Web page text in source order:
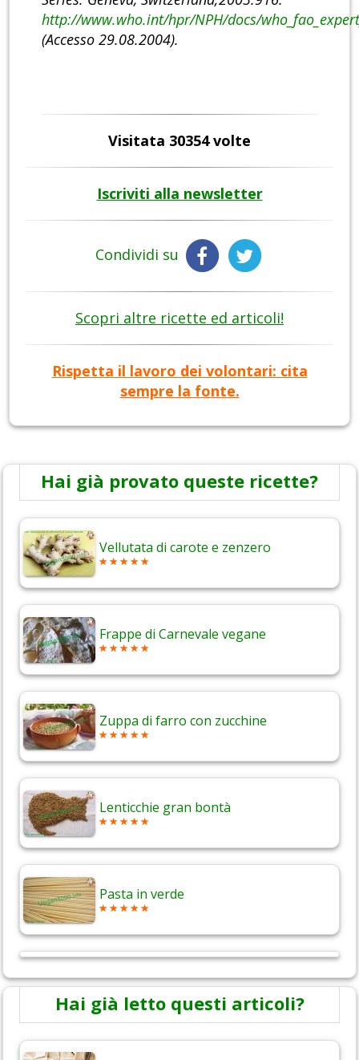
http://www.who.int/hpr/NPH/docs/
(Accesso 29.08.2004).
Visitata 30354 volte
Iscriviti alla newsletter
Condividi su
Scopri altre ricette ed articoli!
Rispetta il lavoro dei volontari: cita
sempre la fonte.
Hai già provato queste ricette?
Vellutata di carote e zenzero
Frappe di Carnevale vegane
Zuppa di farro con zucchine
Lenticchie gran bontà
Pasta in verde
Hai già letto questi articoli?